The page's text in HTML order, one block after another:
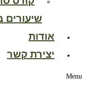
שיעורים
אודות
יצירת קשר
Menu